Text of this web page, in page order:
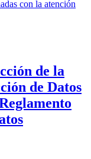
con la atención
de la
de Datos